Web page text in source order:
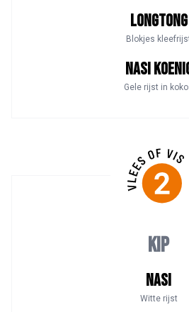
Longtong
Blokjes
Nasi
Gele rijst in
Kip
Nasi
Witte rijst